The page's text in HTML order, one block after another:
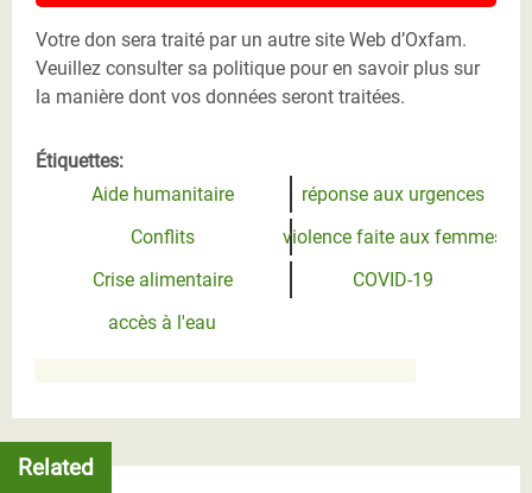
Votre don sera traité par un autre site Web d’Oxfam.
Veuillez consulter sa politique pour en savoir plus sur
la manière dont vos données seront traitées.
Étiquettes:
Aide humanitaire
réponse aux urgences
Conflits
violence faite aux femmes
Crise alimentaire
COVID-19
accès à l'eau
Related